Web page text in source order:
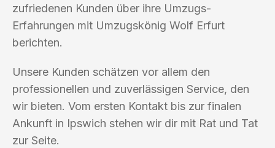
zufriedenen Kunden über ihre Umzugs-
Erfahrungen mit Umzugskönig Wolf Erfurt
berichten.
Unsere Kunden schätzen vor allem den
professionellen und zuverlässigen Service, den
wir bieten. Vom ersten Kontakt bis zur finalen
Ankunft in Ipswich stehen wir dir mit Rat und Tat
zur Seite.